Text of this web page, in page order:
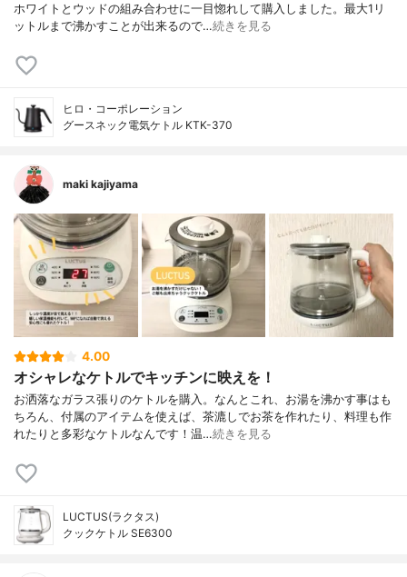
ホワイトとウッドの組み合わせに一目惚れして購入しました。最大1リ
ットルまで沸かすことが出来るので…続きを見る
ヒロ・コーポレーション
グースネック電気ケトル KTK-370
maki kajiyama
4.00
オシャレなケトルでキッチンに映えを！
お洒落なガラス張りのケトルを購入。なんとこれ、お湯を沸かす事はも
ちろん、付属のアイテムを使えば、茶漉しでお茶を作れたり、料理も作
れたりと多彩なケトルなんです！温…続きを見る
LUCTUS(ラクタス)
クックケトル SE6300